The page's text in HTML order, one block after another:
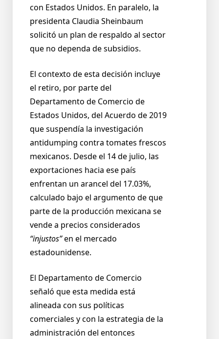
con Estados Unidos. En paralelo, la
presidenta Claudia Sheinbaum
solicitó un plan de respaldo al sector
que no dependa de subsidios.
El contexto de esta decisión incluye
el retiro, por parte del
Departamento de Comercio de
Estados Unidos, del Acuerdo de 2019
que suspendía la investigación
antidumping contra tomates frescos
mexicanos. Desde el 14 de julio, las
exportaciones hacia ese país
enfrentan un arancel del 17.03%,
calculado bajo el argumento de que
parte de la producción mexicana se
vende a precios considerados
“injustos”en el mercado
estadounidense.
El Departamento de Comercio
señaló que esta medida está
alineada con sus políticas
comerciales y con la estrategia de la
administración del entonces